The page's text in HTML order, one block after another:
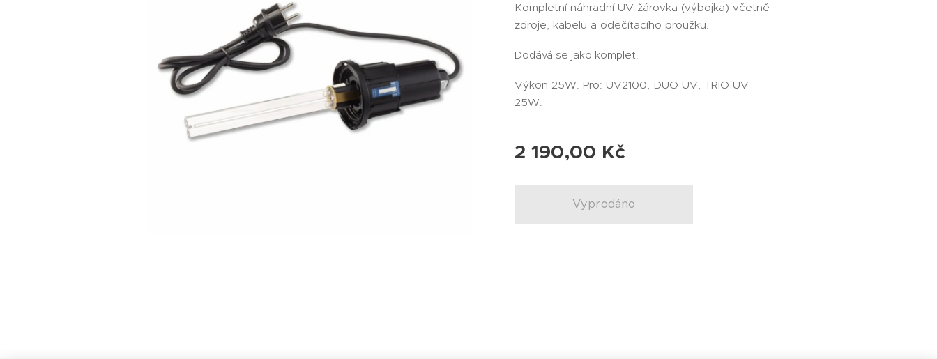
Kompletní náhradní UV žárovka (výbojka) včetně
zdroje, kabelu a odečítacího proužku.
Dodává se jako komplet.
Výkon 25W. Pro: UV2100, DUO UV, TRIO UV
25W.
2 190,00 Kč
Vyprodáno